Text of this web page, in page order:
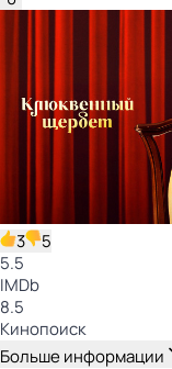
3
5
5.5
IMDb
8.5
Кинопоиск
Больше информации